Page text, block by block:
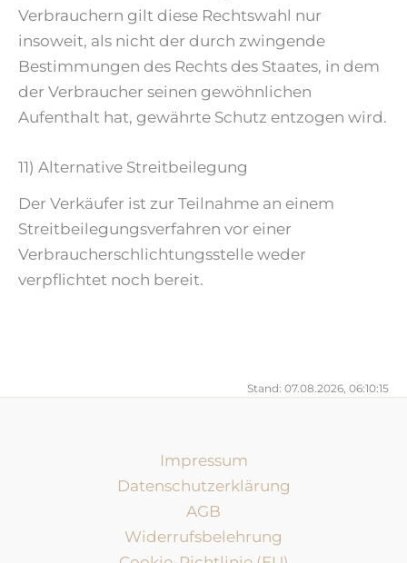
Verbrauchern gilt diese Rechtswahl nur
insoweit, als nicht der durch zwingende
Bestimmungen des Rechts des Staates, in dem
der Verbraucher seinen gewöhnlichen
Aufenthalt hat, gewährte Schutz entzogen wird.
11) Alternative Streitbeilegung
Der Verkäufer ist zur Teilnahme an einem
Streitbeilegungsverfahren vor einer
Verbraucherschlichtungsstelle weder
verpflichtet noch bereit.
Stand: 07.08.2026, 06:10:15
Impressum
Datenschutzerklärung
AGB
Widerrufsbelehrung